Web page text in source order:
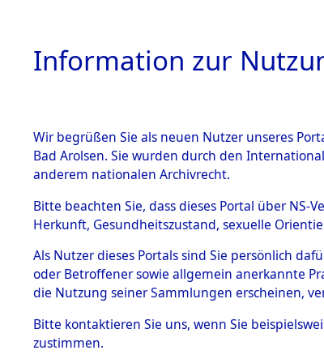
HOME
BESTÄNDE
Inhaftierungsdoku
mente
5. Verschiedenes
Todesmärsche
5.3.1 Alliierte
Information zur
Wir begrüßen Sie als neuen Nutzer unseres
Bad Arolsen. Sie wurden durch den
anderem nationalen Archivrecht.
Bitte beachten Sie, dass dieses Portal über
Herkunft, Gesundheitszustand, sexuelle
Als Nutzer dieses Portals sind Sie persönlich
oder Betroffener sowie allgemein anerkannte
die Nutzung seiner Sammlungen erscheinen,
Bitte kontaktieren Sie uns, wenn Sie
zustimmen.